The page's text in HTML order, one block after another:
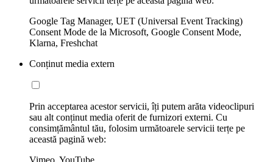
Google Tag Manager, UET (Universal Event Tracking)
Consent Mode de la Microsoft, Google Consent Mode,
Klarna, Freshchat
Conținut media extern
Prin acceptarea acestor servicii, îți putem arăta videoclipuri
sau alt conținut media oferit de furnizori externi. Cu
consimțământul tău, folosim următoarele servicii terțe pe
această pagină web:
Vimeo, YouTube